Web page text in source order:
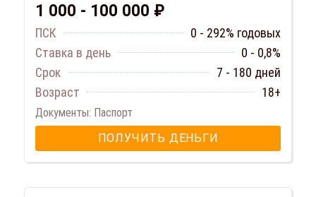
1 000 - 100 000 ₽
ПСК
0 - 292% годовых
Ставка в день
0 - 0,8%
Срок
7 - 180 дней
Возраст
18+
Документы: Паспорт
ПОЛУЧИТЬ ДЕНЬГИ